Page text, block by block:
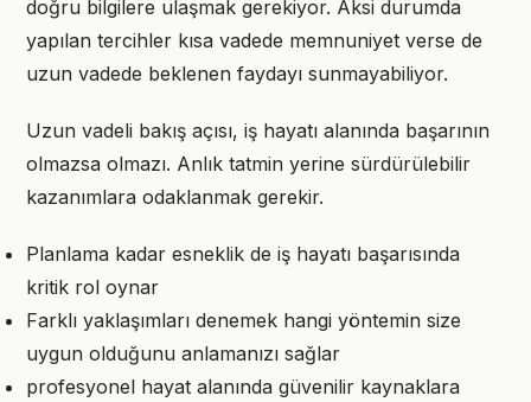
doğru bilgilere ulaşmak gerekiyor. Aksi durumda
yapılan tercihler kısa vadede memnuniyet verse de
uzun vadede beklenen faydayı sunmayabiliyor.
Uzun vadeli bakış açısı, iş hayatı alanında başarının
olmazsa olmazı. Anlık tatmin yerine sürdürülebilir
kazanımlara odaklanmak gerekir.
Planlama kadar esneklik de iş hayatı başarısında
kritik rol oynar
Farklı yaklaşımları denemek hangi yöntemin size
uygun olduğunu anlamanızı sağlar
profesyonel hayat alanında güvenilir kaynaklara